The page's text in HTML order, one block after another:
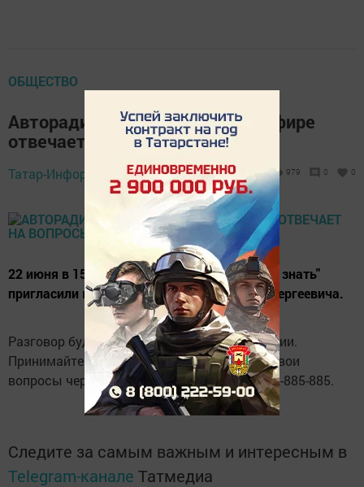
ОБЩЕСТВО
Авторадио "Нурлат" в прямом эфире
отвечает на вопросы
Татар-Информ, 21 июня 2017 - 12:58 979 0 0
22 июня в 15:00 на программу "Народ хочет знать"
пригласили в гости Малыгина Владимира Сергеевича.
Разговор будет о патриотическом воспитании.
Принимайте участие в эфире!!! Задавайте свои
вопросы через приложение WhatsApp 89372-885-885.
Следите за самым важным и интересным в
Telegram-канале Татмедиа